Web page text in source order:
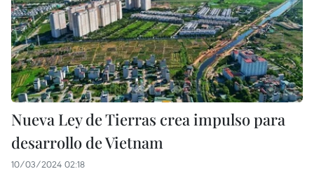
Nueva Ley de Tierras crea impulso para
desarrollo de Vietnam
10/03/2024 02:18